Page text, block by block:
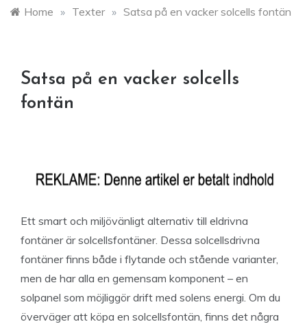
Home » Texter » Satsa på en vacker solcells fontän
Satsa på en vacker solcells
fontän
Ett smart och miljövänligt alternativ till eldrivna
fontäner är solcellsfontäner. Dessa solcellsdrivna
fontäner finns både i flytande och stående varianter,
men de har alla en gemensam komponent – en
solpanel som möjliggör drift med solens energi. Om du
överväger att köpa en solcellsfontän, finns det några